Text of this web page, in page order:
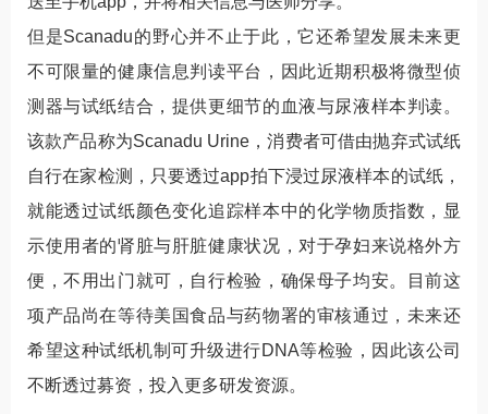
但是Scanadu的野心并不止于此，它还希望发展未来更
不可限量的健康信息判读平台，因此近期积极将微型侦
测器与试纸结合，提供更细节的血液与尿液样本判读。
该款产品称为Scanadu Urine，消费者可借由抛弃式试纸
自行在家检测，只要透过app拍下浸过尿液样本的试纸，
就能透过试纸颜色变化追踪样本中的化学物质指数，显
示使用者的肾脏与肝脏健康状况，对于孕妇来说格外方
便，不用出门就可，自行检验，确保母子均安。目前这
项产品尚在等待美国食品与药物署的审核通过，未来还
希望这种试纸机制可升级进行DNA等检验，因此该公司
不断透过募资，投入更多研发资源。